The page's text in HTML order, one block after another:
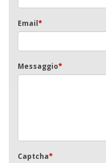
Email*
Messaggio*
Captcha*